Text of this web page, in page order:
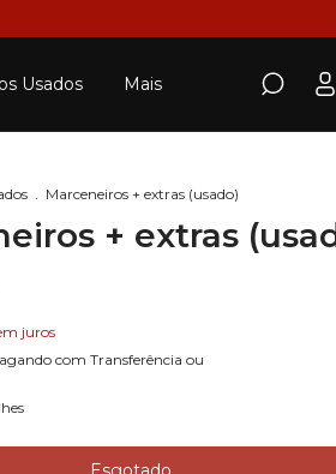
Usados Mais
. Marceneiros + extras (usado)
+ extras
juros
com Transferência ou